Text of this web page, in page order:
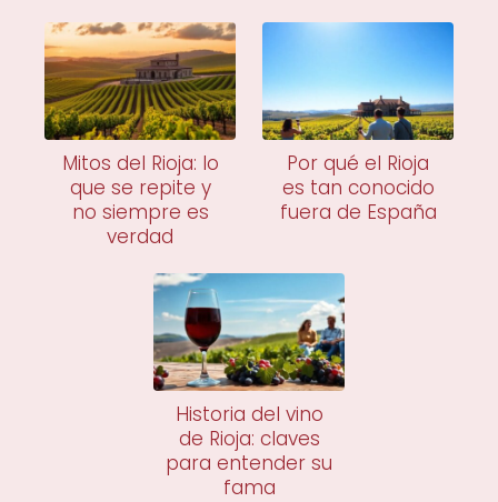
Mitos del Rioja: lo
que se repite y
no siempre es
verdad
Por qué el Rioja
es tan conocido
fuera de España
Historia del vino
de Rioja: claves
para entender su
fama